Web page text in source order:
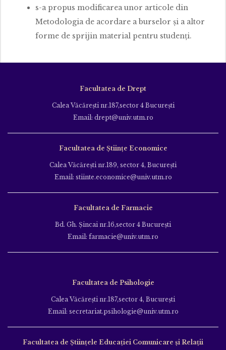
s-a propus modificarea unor articole din
Metodologia de acordare a burselor şi a altor
forme de sprijin material pentru studenţi.
Facultatea de Drept
Calea Văcăreşti nr.187,sector 4 Bucureşti
Email: drept@univ.utm.ro
Facultatea de Științe Economice
Calea Văcăreşti nr.189, sector 4, Bucureşti
Email: stiinte.economice@univ.utm.ro
Facultatea de Farmacie
Bd. Gh. Şincai nr.16,sector 4 Bucureşti
Email: farmacie@univ.utm.ro
Facultatea de Psihologie
Calea Văcăreşti nr.187,sector 4, Bucureşti
Email: secretariat.psihologie@univ.utm.ro
Facultatea de Ştiinţele Educației Comunicare și Relații